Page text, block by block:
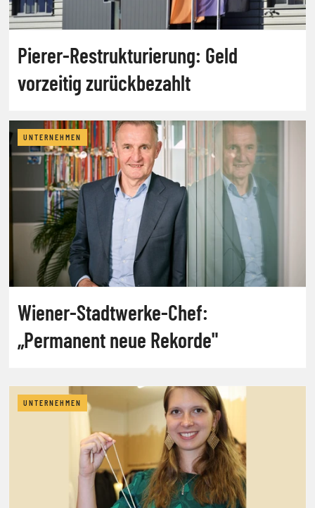
Pierer-Restrukturierung: Geld
vorzeitig zurückbezahlt
UNTERNEHMEN
Wiener-Stadtwerke-Chef:
„Permanent neue Rekorde"
UNTERNEHMEN